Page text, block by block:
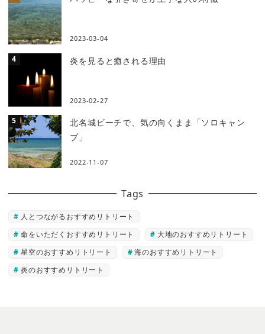
2023-03-04
炎を見ると癒される理由
2023-02-27
北名城ビーチで、気の向くまま「ソロキャン
プ」
2022-11-07
Tags
人とつながるおすすめリトリート
命をいただくおすすめリトリート
大地のおすすめリトリート
星空のおすすめリトリート
海のおすすめリトリート
炎のおすすめリトリート